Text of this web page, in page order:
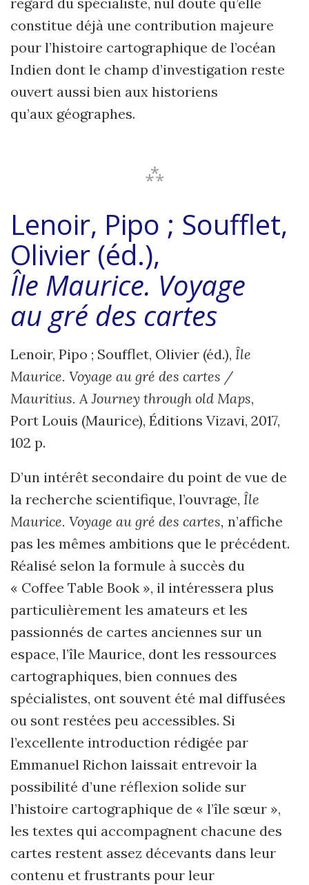
constitue déjà une contribution majeure
pour l’histoire cartographique de l’océan
Indien dont le champ d’investigation reste
ouvert aussi bien aux historiens
qu’aux géographes.
⁂
Lenoir, Pipo ; Soufflet,
Olivier (éd.),
Île Maurice. Voyage
au gré des cartes
Lenoir, Pipo ; Soufflet, Olivier (éd.), Île
Maurice. Voyage au gré des cartes /
Mauritius. A Journey through old Maps,
Port Louis (Maurice), Éditions Vizavi, 2017,
102 p.
D’un intérêt secondaire du point de vue de
la recherche scientifique, l’ouvrage, Île
Maurice. Voyage au gré des cartes, n’affiche
pas les mêmes ambitions que le précédent.
Réalisé selon la formule à succès du
« Coffee Table Book », il intéressera plus
particulièrement les amateurs et les
passionnés de cartes anciennes sur un
espace, l’île Maurice, dont les ressources
cartographiques, bien connues des
spécialistes, ont souvent été mal diffusées
ou sont restées peu accessibles. Si
l’excellente introduction rédigée par
Emmanuel Richon laissait entrevoir la
possibilité d’une réflexion solide sur
l’histoire cartographique de « l’île sœur »,
les textes qui accompagnent chacune des
cartes restent assez décevants dans leur
contenu et frustrants pour leur